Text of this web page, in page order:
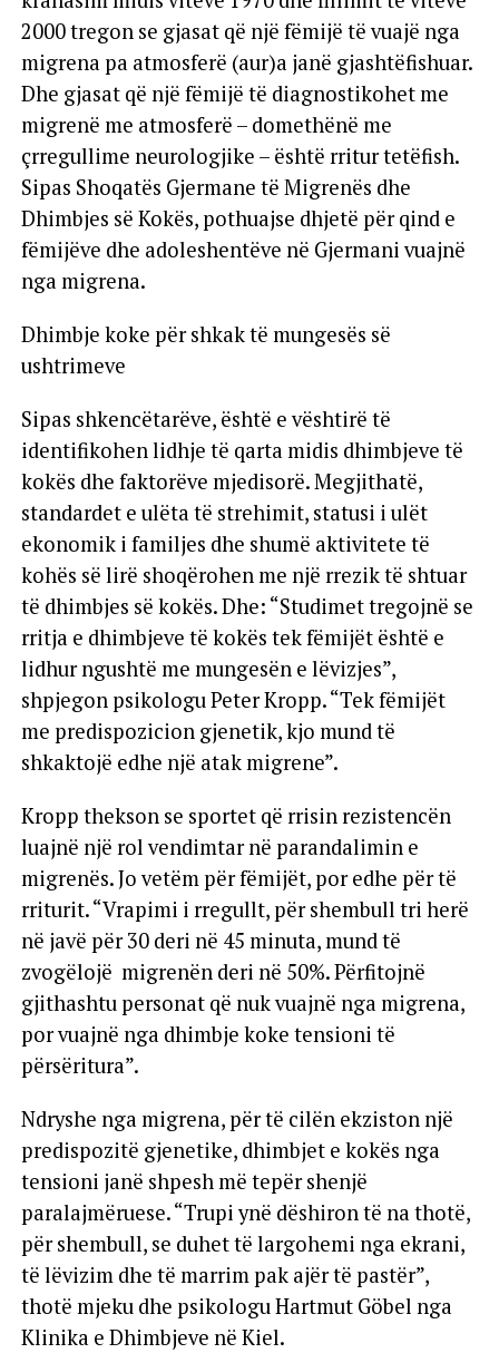
2000 tregon se gjasat që një fëmijë të vuajë nga
migrena pa atmosferë (aur)a janë gjashtëfishuar.
Dhe gjasat që një fëmijë të diagnostikohet me
migrenë me atmosferë – domethënë me
çrregullime neurologjike – është rritur tetëfish.
Sipas Shoqatës Gjermane të Migrenës dhe
Dhimbjes së Kokës, pothuajse dhjetë për qind e
fëmijëve dhe adoleshentëve në Gjermani vuajnë
nga migrena.
Dhimbje koke për shkak të mungesës së
ushtrimeve
Sipas shkencëtarëve, është e vështirë të
identifikohen lidhje të qarta midis dhimbjeve të
kokës dhe faktorëve mjedisorë. Megjithatë,
standardet e ulëta të strehimit, statusi i ulët
ekonomik i familjes dhe shumë aktivitete të
kohës së lirë shoqërohen me një rrezik të shtuar
të dhimbjes së kokës. Dhe: “Studimet tregojnë se
rritja e dhimbjeve të kokës tek fëmijët është e
lidhur ngushtë me mungesën e lëvizjes”,
shpjegon psikologu Peter Kropp. “Tek fëmijët
me predispozicion gjenetik, kjo mund të
shkaktojë edhe një atak migrene”.
Kropp thekson se sportet që rrisin rezistencën
luajnë një rol vendimtar në parandalimin e
migrenës. Jo vetëm për fëmijët, por edhe për të
rriturit. “Vrapimi i rregullt, për shembull tri herë
në javë për 30 deri në 45 minuta, mund të
zvogëlojë migrenën deri në 50%. Përfitojnë
gjithashtu personat që nuk vuajnë nga migrena,
por vuajnë nga dhimbje koke tensioni të
përsëritura”.
Ndryshe nga migrena, për të cilën ekziston një
predispozitë gjenetike, dhimbjet e kokës nga
tensioni janë shpesh më tepër shenjë
paralajmëruese. “Trupi ynë dëshiron të na thotë,
për shembull, se duhet të largohemi nga ekrani,
të lëvizim dhe të marrim pak ajër të pastër”,
thotë mjeku dhe psikologu Hartmut Göbel nga
Klinika e Dhimbjeve në Kiel.